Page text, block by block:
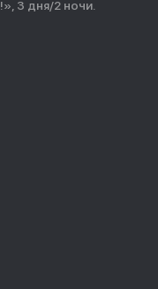
3 дня/2 ночи.